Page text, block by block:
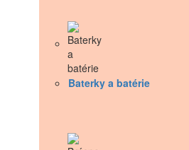
Baterky a batérie